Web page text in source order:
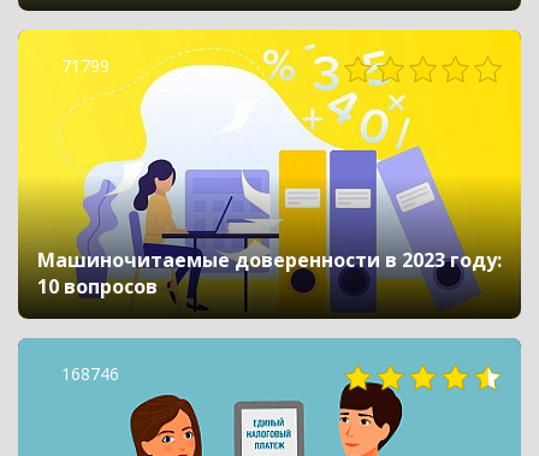
71799
Машиночитаемые доверенности в 2023 году:
10 вопросов
168746